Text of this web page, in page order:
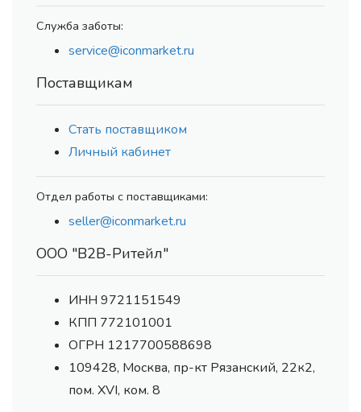
Служба заботы:
service@iconmarket.ru
Поставщикам
Стать поставщиком
Личный кабинет
Отдел работы с поставщиками:
seller@iconmarket.ru
ООО "В2В-Ритейл"
ИНН 9721151549
КПП 772101001
ОГРН 1217700588698
109428, Москва, пр-кт Рязанский, 22к2,
пом. XVI, ком. 8